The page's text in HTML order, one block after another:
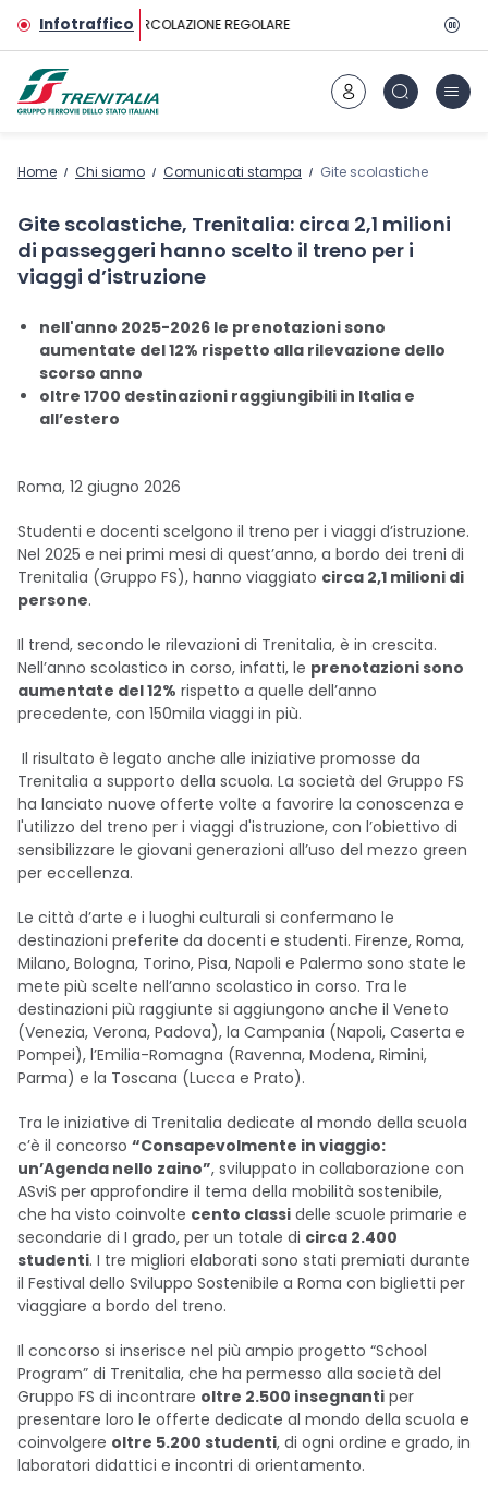
Vai al contenuto principale
InfotrafficoCIRCOLAZIONE REGOLARE
Home Chi siamo Comunicati stampa Gite scolastiche
Gite scolastiche, Trenitalia: circa 2,1 milioni
di passeggeri hanno scelto il treno per i
viaggi d’istruzione
nell'anno 2025-2026 le prenotazioni sono
aumentate del 12% rispetto alla rilevazione dello
scorso anno
oltre 1700 destinazioni raggiungibili in Italia e
all’estero
Roma, 12 giugno 2026
Studenti e docenti scelgono il treno per i viaggi d’istruzione.
Nel 2025 e nei primi mesi di quest’anno, a bordo dei treni di
Trenitalia (Gruppo FS), hanno viaggiato circa 2,1 milioni di
persone.
Il trend, secondo le rilevazioni di Trenitalia, è in crescita.
Nell’anno scolastico in corso, infatti, le prenotazioni sono
aumentate del 12% rispetto a quelle dell’anno
precedente, con 150mila viaggi in più.
Il risultato è legato anche alle iniziative promosse da
Trenitalia a supporto della scuola. La società del Gruppo FS
ha lanciato nuove offerte volte a favorire la conoscenza e
l'utilizzo del treno per i viaggi d'istruzione, con l’obiettivo di
sensibilizzare le giovani generazioni all’uso del mezzo green
per eccellenza.
Le città d’arte e i luoghi culturali si confermano le
destinazioni preferite da docenti e studenti. Firenze, Roma,
Milano, Bologna, Torino, Pisa, Napoli e Palermo sono state le
mete più scelte nell’anno scolastico in corso. Tra le
destinazioni più raggiunte si aggiungono anche il Veneto
(Venezia, Verona, Padova), la Campania (Napoli, Caserta e
Pompei), l’Emilia-Romagna (Ravenna, Modena, Rimini,
Parma) e la Toscana (Lucca e Prato).
Tra le iniziative di Trenitalia dedicate al mondo della scuola
c’è il concorso “Consapevolmente in viaggio:
un’Agenda nello zaino”, sviluppato in collaborazione con
ASviS per approfondire il tema della mobilità sostenibile,
che ha visto coinvolte cento classi delle scuole primarie e
secondarie di I grado, per un totale di circa 2.400
studenti. I tre migliori elaborati sono stati premiati durante
il Festival dello Sviluppo Sostenibile a Roma con biglietti per
viaggiare a bordo del treno.
Il concorso si inserisce nel più ampio progetto “School
Program” di Trenitalia, che ha permesso alla società del
Gruppo FS di incontrare oltre 2.500 insegnanti per
presentare loro le offerte dedicate al mondo della scuola e
coinvolgere oltre 5.200 studenti, di ogni ordine e grado, in
laboratori didattici e incontri di orientamento.